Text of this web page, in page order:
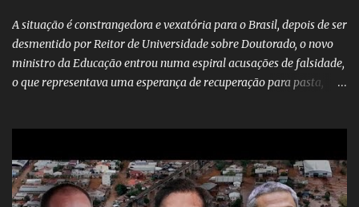
A situação é constrangedora e vexatória para o Brasil, depois de ser
desmentido por Reitor de Universidade sobre Doutorado, o novo
ministro da Educação entrou numa espiral acusações de falsidade,
o que representava uma esperança de recuperação para pasta,
meio vai ter o seu terceiro ministro no comando, depois da
insensatez de Vélez e as loucuras ideológicas de Weintraub, parecia
que a ala influenciada por Olavo de Carvalho tinha perdido força